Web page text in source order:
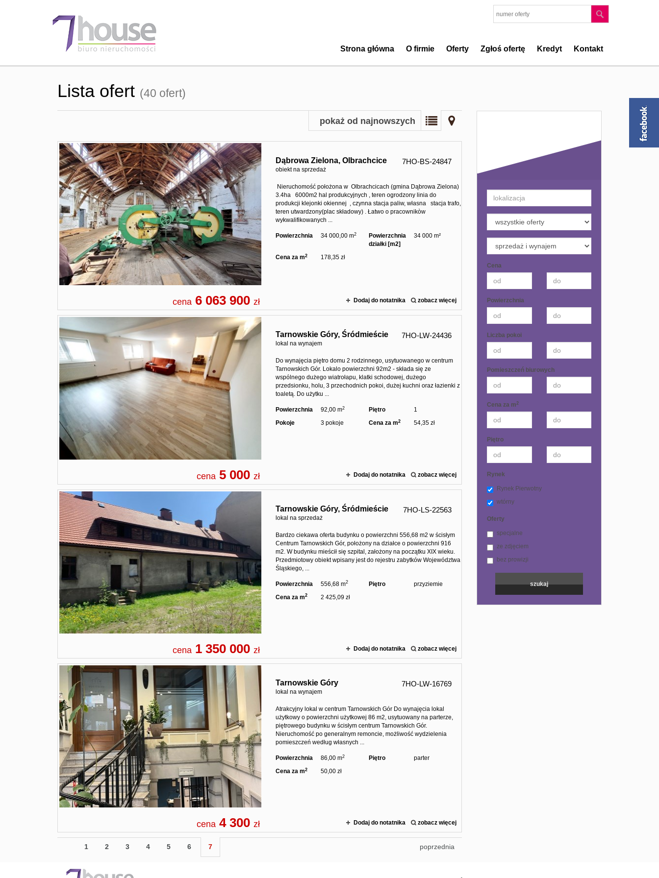
Strona główna O firmie Oferty Zgłoś ofertę Kredyt Kontakt
Lista ofert (40 ofert)
pokaż od najnowszych
Dąbrowa Zielona, Olbrachcice
obiekt na sprzedaż
7HO-BS-24847
Nieruchomość położona w Olbrachcicach (gmina Dąbrowa Zielona)
3.4ha 6000m2 hal produkcyjnych , teren ogrodzony linia do
produkcji klejonki okiennej , czynna stacja paliw, własna stacja trafo,
teren utwardzony(plac składowy) . Łatwo o pracownikòw
wykwalifikowanych ...
Powierzchnia 34 000,00 m2
Powierzchnia
działki [m2]
34 000 m²
Cena za m2 178,35 zł
cena6 063 900 zł Dodaj do notatnika zobacz więcej
Tarnowskie Góry, Śródmieście
lokal na wynajem
7HO-LW-24436
Do wynajęcia piętro domu 2 rodzinnego, usytuowanego w centrum
Tarnowskich Gór. Lokalo powierzchni 92m2 - składa się ze
wspólnego dużego wiatrołapu, klatki schodowej, dużego
przedsionku, holu, 3 przechodnich pokoi, dużej kuchni oraz łazienki z
toaletą. Do użytku ...
Powierzchnia 92,00 m2 Piętro
1
Pokoje
3 pokoje Cena za m2 54,35 zł
cena5 000 zł Dodaj do notatnika zobacz więcej
Tarnowskie Góry, Śródmieście
lokal na sprzedaż
7HO-LS-22563
Bardzo ciekawa oferta budynku o powierzchni 556,68 m2 w ścisłym
Centrum Tarnowskich Gór, położony na działce o powierzchni 916
m2. W budynku mieścił się szpital, założony na początku XIX wieku.
Przedmiotowy obiekt wpisany jest do rejestru zabytków Województwa
Śląskiego, ...
Powierzchnia 556,68 m2 Piętro
przyziemie
Cena za m2 2 425,09 zł
cena1 350 000 zł Dodaj do notatnika zobacz więcej
Tarnowskie Góry
lokal na wynajem
7HO-LW-16769
Atrakcyjny lokal w centrum Tarnowskich Gór Do wynajęcia lokal
użytkowy o powierzchni użytkowej 86 m2, usytuowany na parterze,
piętrowego budynku w ścisłym centrum Tarnowskich Gór.
Nieruchomość po generalnym remoncie, możliwość wydzielenia
pomieszczeń według własnych ...
Powierzchnia 86,00 m2 Piętro
parter
Cena za m2 50,00 zł
cena4 300 zł Dodaj do notatnika zobacz więcej
1 2 3 4 5 6 7 poprzednia
Cena
Powierzchnia
Liczba pokoi
Pomieszczeń biurowych
Cena za m2
Piętro
Rynek
Rynek Pierwotny
wtórny
Oferty
specjalne
ze zdjęciem
bez prowizji